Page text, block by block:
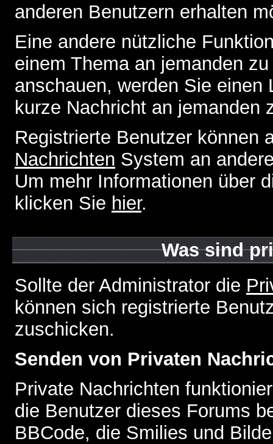
anderen Benutzern erhalten
Eine andere nützliche
einem Thema an jemanden
anschauen, werden Sie
kurze Nachricht an jemanden
Registrierte Benutzer können
Nachrichten System an
Um mehr Informationen über
klicken Sie hier.
Was sind
Sollte der Administrator die
können sich registrierte
zuschicken.
Senden von Privaten
Private Nachrichten
die Benutzer dieses Forums
BBCode, die Smilies und